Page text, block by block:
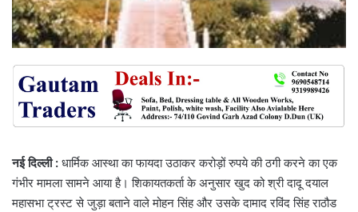
नई दिल्ली : धार्मिक आस्था का फायदा उठाकर करोड़ों रुपये की ठगी करने का एक
गंभीर मामला सामने आया है। शिकायतकर्ता के अनुसार खुद को श्री दादू दयाल
महासभा ट्रस्ट से जुड़ा बताने वाले मोहन सिंह और उसके दामाद रविंद सिंह राठौड